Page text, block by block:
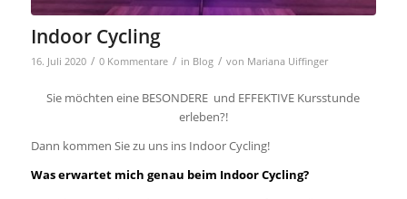
Indoor Cycling
16. Juli 2020 / 0 Kommentare / in Blog / von Mariana Uiffinger
Sie möchten eine BESONDERE und EFFEKTIVE Kursstunde
erleben?!
Dann kommen Sie zu uns ins Indoor Cycling!
Was erwartet mich genau beim Indoor Cycling?